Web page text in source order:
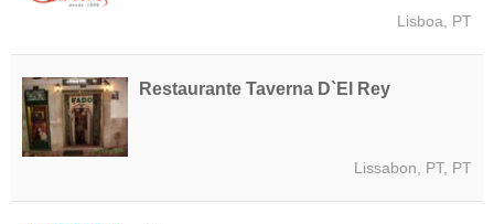
Lisboa, PT
Restaurante Taverna D`El Rey
Lissabon, PT, PT